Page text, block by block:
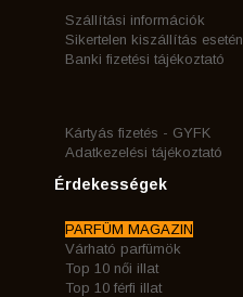
Szállítási információk
Sikertelen kiszállítás esetén
Banki fizetési tájékoztató
Kártyás fizetés - GYFK
Adatkezelési tájékoztató
Érdekességek
PARFÜM MAGAZIN
Várható parfümök
Top 10 női illat
Top 10 férfi illat